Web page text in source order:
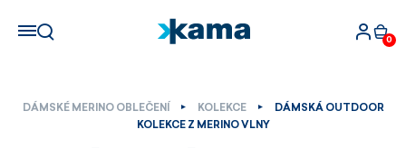
0
DÁMSKÉ MERINO OBLEČENÍ KOLEKCE
DÁMSKÁ OUTDOOR
KOLEKCE Z MERINO VLNY